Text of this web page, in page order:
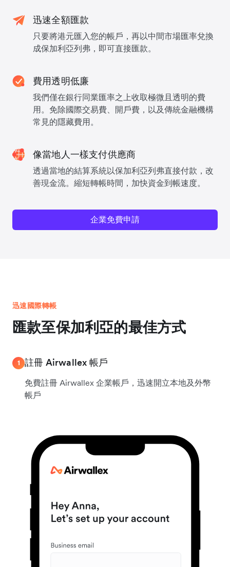
迅速全額匯款
只要將港元匯入您的帳戶，再以中間市場匯率兌換
成保加利亞列弗，即可直接匯款。
費用透明低廉
我們僅在銀行同業匯率之上收取極微且透明的費
用。免除國際交易費、開戶費，以及傳統金融機構
常見的隱藏費用。
像當地人一樣支付供應商
透過當地的結算系統以保加利亞列弗直接付款，改
善現金流。縮短轉帳時間，加快資金到帳速度。
企業免費申請
迅速國際轉帳
匯款至保加利亞的最佳方式
1 註冊 Airwallex 帳戶
免費註冊 Airwallex 企業帳戶，迅速開立本地及外幣
帳戶